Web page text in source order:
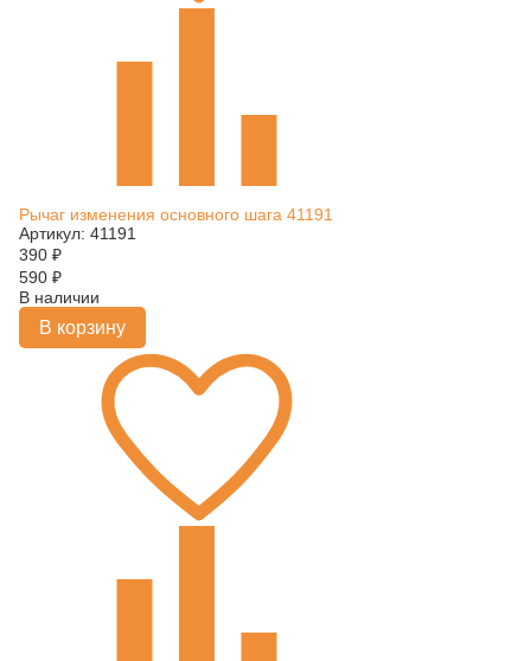
Рычаг изменения основного шага 41191
Артикул: 41191
390 ₽
590 ₽
В наличии
В корзину